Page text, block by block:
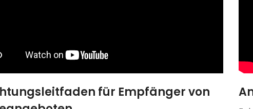
für Empfänger von